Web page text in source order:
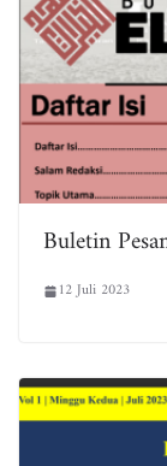
Buletin
12 Juli 2023